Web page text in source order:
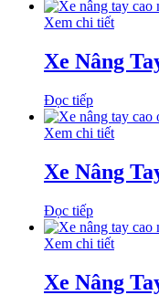
Xem chi tiết
Xe Nâng
Đọc tiếp
Xem chi tiết
Xe Nâng
Đọc tiếp
Xem chi tiết
Xe Nâng